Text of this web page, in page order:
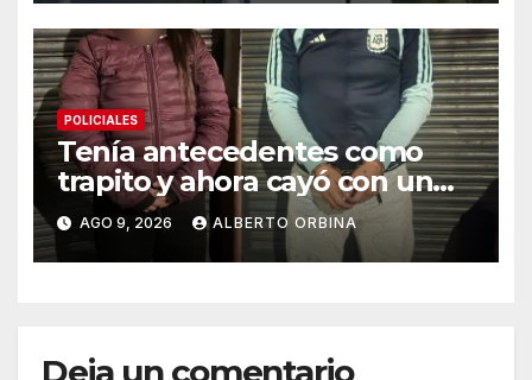
POLICIALES
Tenía antecedentes como
trapito y ahora cayó con un
ladrillo de cocaína que
llevaba la marca de un delfín
AGO 9, 2026 ALBERTO ORBINA
Deja un comentario